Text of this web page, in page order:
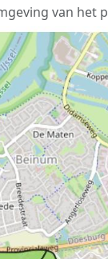
van het